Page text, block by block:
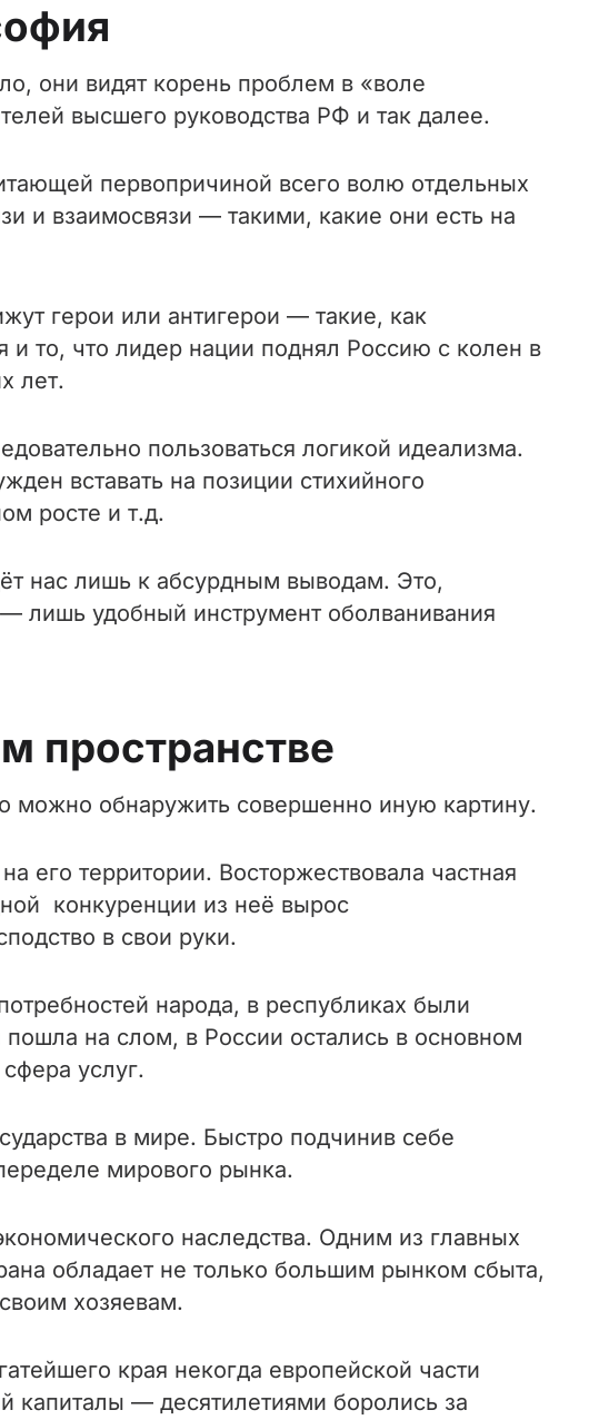
они видят корень проблем в «воле
высшего руководства РФ и так далее.
первопричиной всего волю отдельных
и взаимосвязи — такими, какие они есть на
герои или антигерои — такие, как
то, что лидер нации поднял Россию с колен в
лет.
пользоваться логикой идеализма.
вставать на позиции стихийного
росте и т.д.
нас лишь к абсурдным выводам. Это,
лишь удобный инструмент оболванивания
пространстве
можно обнаружить совершенно иную картину.
его территории. Восторжествовала частная
конкуренции из неё вырос
в свои руки.
народа, в республиках были
на слом, в России остались в основном
услуг.
в мире. Быстро подчинив себе
мирового рынка.
наследства. Одним из главных
обладает не только большим рынком сбыта,
хозяевам.
края некогда европейской части
— десятилетиями боролись за